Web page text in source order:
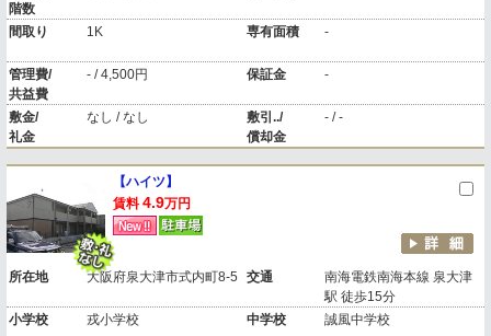
階数
間取り 1K 専有面積 -
管理費/
共益費
- / 4,500円 保証金 -
敷金/
礼金
なし / なし
敷引../
償却金
- / -
【ハイツ】
賃料 4.9万円
所在地 大阪府泉大津市式内町8-5 交通
南海電鉄南海本線 泉大津
駅 徒歩15分
小学校
戎小学校 中学校 誠風中学校